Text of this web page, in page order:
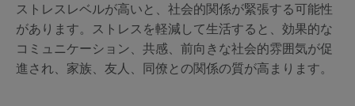
ストレスレベルが高いと、社会的関係が緊張する可能性
があります。ストレスを軽減して生活すると、効果的な
コミュニケーション、共感、前向きな社会的雰囲気が促
進され、家族、友人、同僚との関係の質が高まります。